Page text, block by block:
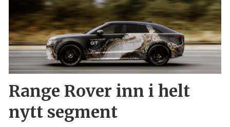
Range Rover inn i helt
nytt segment